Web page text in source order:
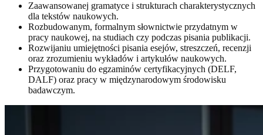
Zaawansowanej gramatyce i strukturach charakterystycznych
dla tekstów naukowych.
Rozbudowanym, formalnym słownictwie przydatnym w
pracy naukowej, na studiach czy podczas pisania publikacji.
Rozwijaniu umiejętności pisania esejów, streszczeń, recenzji
oraz zrozumieniu wykładów i artykułów naukowych.
Przygotowaniu do egzaminów certyfikacyjnych (DELF,
DALF) oraz pracy w międzynarodowym środowisku
badawczym.